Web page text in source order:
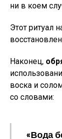
ни в коем
Этот ритуал
Наконец,
воска и
со словами:
«Вода